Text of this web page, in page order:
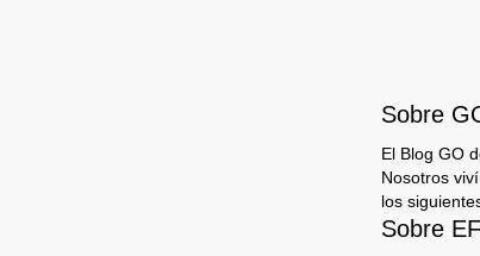
Sobre
El Blog GO
Nosotros
los
Sobre